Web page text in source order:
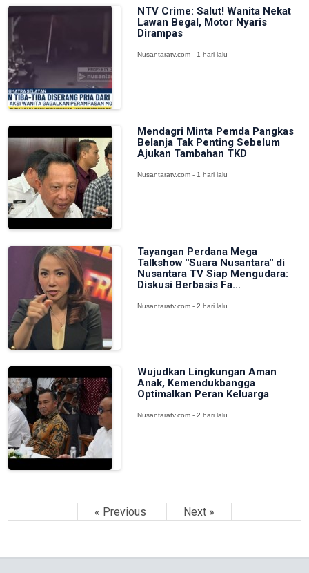
NTV Crime: Salut! Wanita Nekat
Lawan Begal, Motor Nyaris
Dirampas
Nusantaratv.com - 1 hari lalu
Mendagri Minta Pemda Pangkas
Belanja Tak Penting Sebelum
Ajukan Tambahan TKD
Nusantaratv.com - 1 hari lalu
Tayangan Perdana Mega
Talkshow "Suara Nusantara" di
Nusantara TV Siap Mengudara:
Diskusi Berbasis Fa...
Nusantaratv.com - 2 hari lalu
Wujudkan Lingkungan Aman
Anak, Kemendukbangga
Optimalkan Peran Keluarga
Nusantaratv.com - 2 hari lalu
« Previous Next »